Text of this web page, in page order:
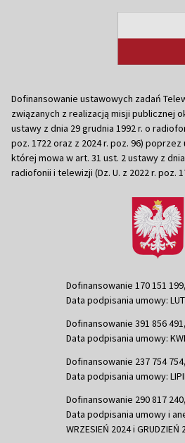
Dofinansowanie ustawowych zadań
związanych z realizacją misji publicznej
ustawy z dnia 29 grudnia 1992 r. o
poz. 1722 oraz z 2024 r. poz. 96)
której mowa w art. 31 ust. 2 ustawy z
radiofonii i telewizji (Dz. U. z 2022 r. poz.
Dofinansowanie 170 151
Data podpisania umowy:
Dofinansowanie 391 856
Data podpisania umowy:
Dofinansowanie 237 754
Data podpisania umowy:
Dofinansowanie 290 817
Data podpisania umowy i
WRZESIEŃ 2024 i GRUDZIEŃ